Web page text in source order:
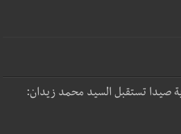
صيدا تستقبل السيد محمد زيدان: